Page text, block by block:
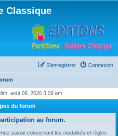
Classique
Connexion
S’enregistrer
août 09, 2026 3:39 am
du forum
au forum.
savoir concernant les modalités et règles